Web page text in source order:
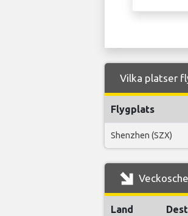
Vilka platser
Flygplats
Shenzhen (SZX)
Land